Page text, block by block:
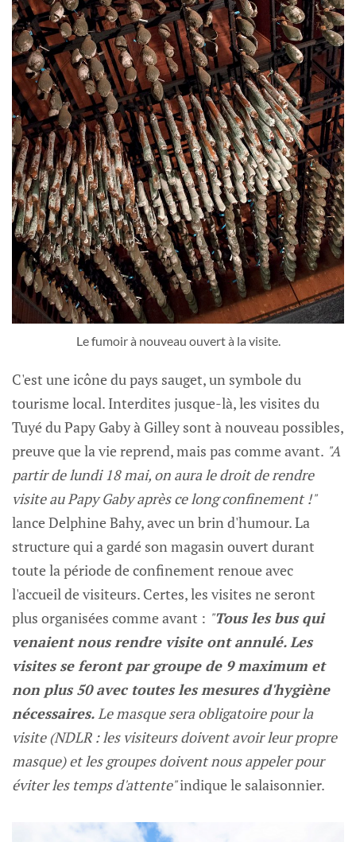
Le fumoir à nouveau ouvert à la visite.
C'est une icône du pays sauget, un symbole du
tourisme local. Interdites jusque-là, les visites du
Tuyé du Papy Gaby à Gilley sont à nouveau possibles,
preuve que la vie reprend, mais pas comme avant. "A
partir de lundi 18 mai, on aura le droit de rendre
visite au Papy Gaby après ce long confinement !"
lance Delphine Bahy, avec un brin d'humour. La
structure qui a gardé son magasin ouvert durant
toute la période de confinement renoue avec
l'accueil de visiteurs. Certes, les visites ne seront
plus organisées comme avant : "Tous les bus qui
venaient nous rendre visite ont annulé. Les
visites se feront par groupe de 9 maximum et
non plus 50 avec toutes les mesures d'hygiène
nécessaires.Le masque sera obligatoire pour la
visite (NDLR : les visiteurs doivent avoir leur propre
masque) et les groupes doivent nous appeler pour
éviter les temps d'attente"indique le salaisonnier.